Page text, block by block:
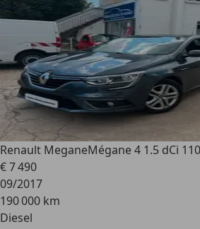
Renault MeganeMégane 4 1.5 dCi 110
€ 7 490
09/2017
190 000 km
Diesel